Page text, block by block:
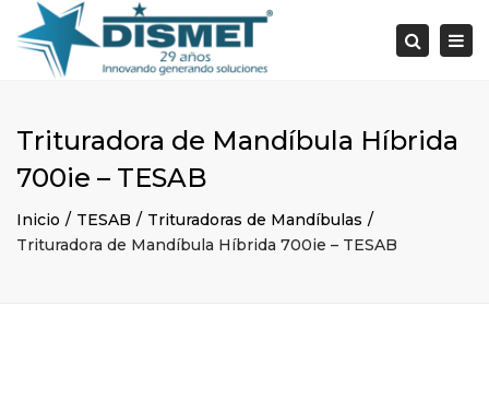
Search
Trituradora de Mandíbula Híbrida
700ie – TESAB
Inicio TESAB
Trituradoras de Mandíbulas
Trituradora de Mandíbula Híbrida 700ie – TESAB